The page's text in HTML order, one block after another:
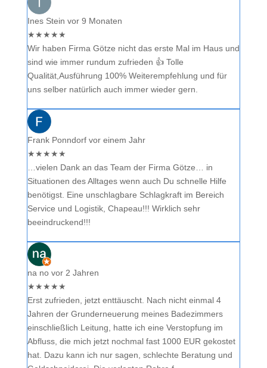
Ines Stein vor 9 Monaten
★★★★★
Wir haben Firma Götze nicht das erste Mal im Haus und
sind wie immer rundum zufrieden 👍 Tolle
Qualität,Ausführung 100% Weiterempfehlung und für
uns selber natürlich auch immer wieder gern.
Frank Ponndorf vor einem Jahr
★★★★★
…vielen Dank an das Team der Firma Götze… in
Situationen des Alltages wenn auch Du schnelle Hilfe
benötigst. Eine unschlagbare Schlagkraft im Bereich
Service und Logistik, Chapeau!!! Wirklich sehr
beeindruckend!!!
na no vor 2 Jahren
★★★★★
Erst zufrieden, jetzt enttäuscht. Nach nicht einmal 4
Jahren der Grunderneuerung meines Badezimmers
einschließlich Leitung, hatte ich eine Verstopfung im
Abfluss, die mich jetzt nochmal fast 1000 EUR gekostet
hat. Dazu kann ich nur sagen, schlechte Beratung und